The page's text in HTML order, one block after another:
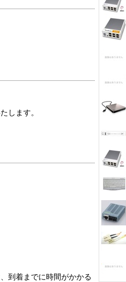
します。
到着までに時間がかかる